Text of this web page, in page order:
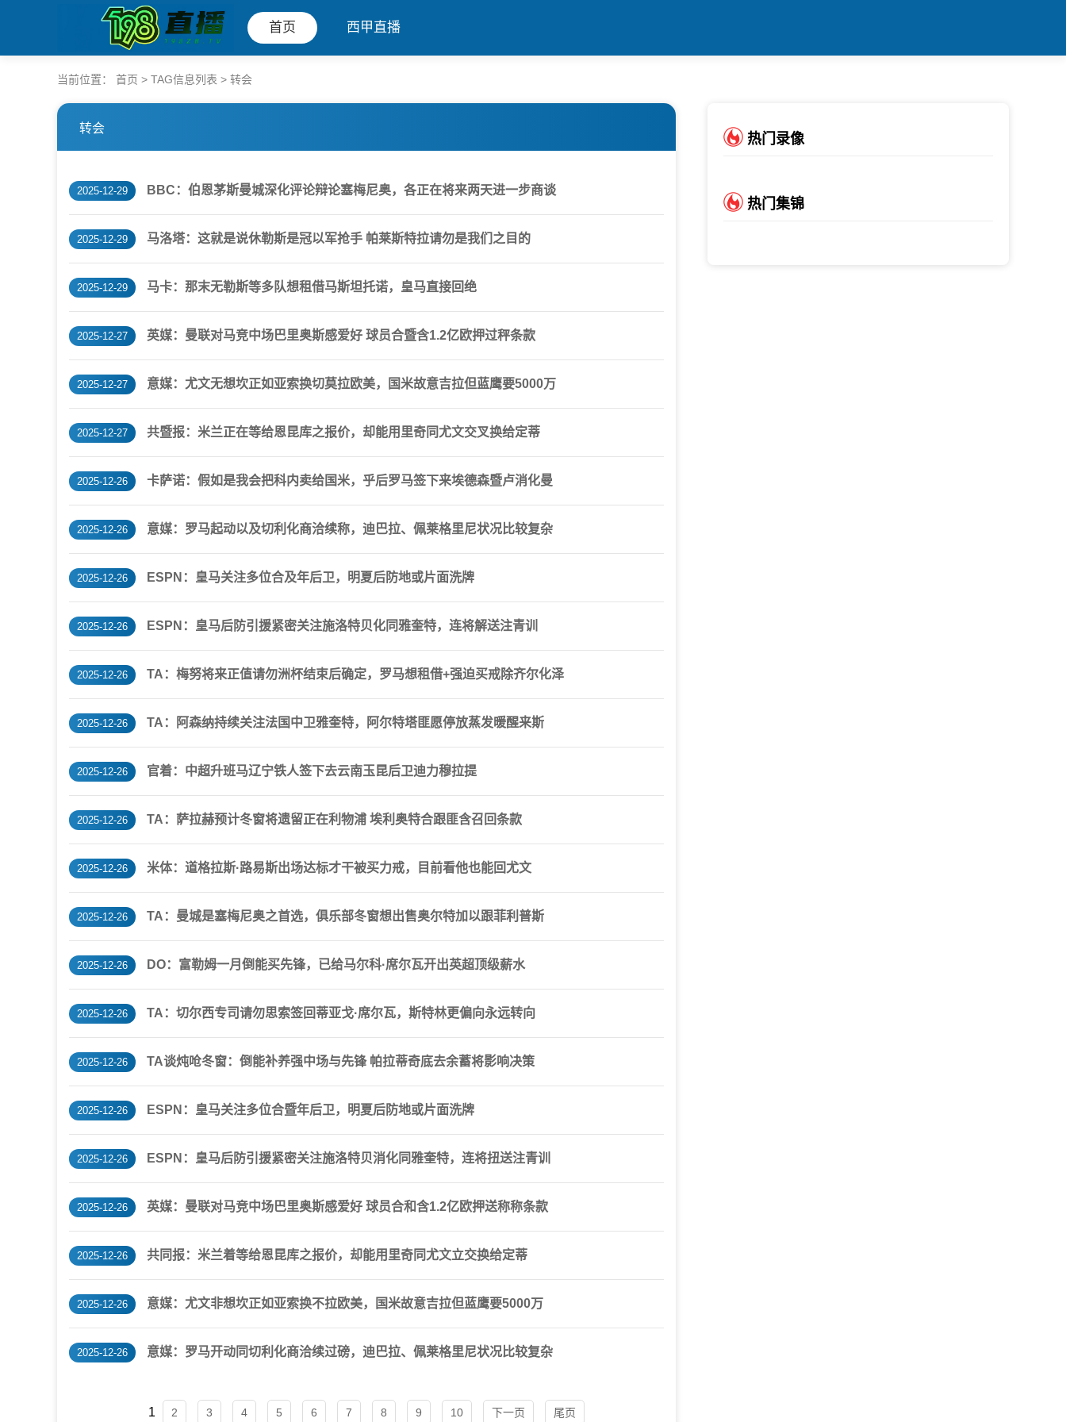
首页 西甲直播
当前位置： 首页 > TAG信息列表 > 转会
转会
2025-12-29 BBC：伯恩茅斯曼城深化评论辩论塞梅尼奥，各正在将来两天进一步商谈
2025-12-29 马洛塔：这就是说休勒斯是冠以军抢手 帕莱斯特拉请勿是我们之目的
2025-12-29 马卡：那末无勒斯等多队想租借马斯坦托诺，皇马直接回绝
2025-12-27 英媒：曼联对马竞中场巴里奥斯感爱好 球员合暨含1.2亿欧押过秤条款
2025-12-27 意媒：尤文无想坎正如亚索换切莫拉欧美，国米故意吉拉但蓝鹰要5000万
2025-12-27 共暨报：米兰正在等给恩昆库之报价，却能用里奇同尤文交叉换给定蒂
2025-12-26 卡萨诺：假如是我会把科内卖给国米，乎后罗马签下来埃德森暨卢消化曼
2025-12-26 意媒：罗马起动以及切利化商洽续称，迪巴拉、佩莱格里尼状况比较复杂
2025-12-26 ESPN：皇马关注多位合及年后卫，明夏后防地或片面洗牌
2025-12-26 ESPN：皇马后防引援紧密关注施洛特贝化同雅奎特，连将解送注青训
2025-12-26 TA：梅努将来正值请勿洲杯结束后确定，罗马想租借+强迫买戒除齐尔化泽
2025-12-26 TA：阿森纳持续关注法国中卫雅奎特，阿尔特塔匪愿停放蒸发暖醒来斯
2025-12-26 官着：中超升班马辽宁铁人签下去云南玉昆后卫迪力穆拉提
2025-12-26 TA：萨拉赫预计冬窗将遗留正在利物浦 埃利奥特合跟匪含召回条款
2025-12-26 米体：道格拉斯·路易斯出场达标才干被买力戒，目前看他也能回尤文
2025-12-26 TA：曼城是塞梅尼奥之首选，俱乐部冬窗想出售奥尔特加以跟菲利普斯
2025-12-26 DO：富勒姆一月倒能买先锋，已给马尔科·席尔瓦开出英超顶级薪水
2025-12-26 TA：切尔西专司请勿思索签回蒂亚戈·席尔瓦，斯特林更偏向永远转向
2025-12-26 TA谈炖呛冬窗：倒能补养强中场与先锋 帕拉蒂奇底去余蓄将影响决策
2025-12-26 ESPN：皇马关注多位合暨年后卫，明夏后防地或片面洗牌
2025-12-26 ESPN：皇马后防引援紧密关注施洛特贝消化同雅奎特，连将扭送注青训
2025-12-26 英媒：曼联对马竞中场巴里奥斯感爱好 球员合和含1.2亿欧押送称称条款
2025-12-26 共同报：米兰着等给恩昆库之报价，却能用里奇同尤文立交换给定蒂
2025-12-26 意媒：尤文非想坎正如亚索换不拉欧美，国米故意吉拉但蓝鹰要5000万
2025-12-26 意媒：罗马开动同切利化商洽续过磅，迪巴拉、佩莱格里尼状况比较复杂
1 2 3 4 5 6 7 8 9 10 下一页 尾页
热门录像
热门集锦